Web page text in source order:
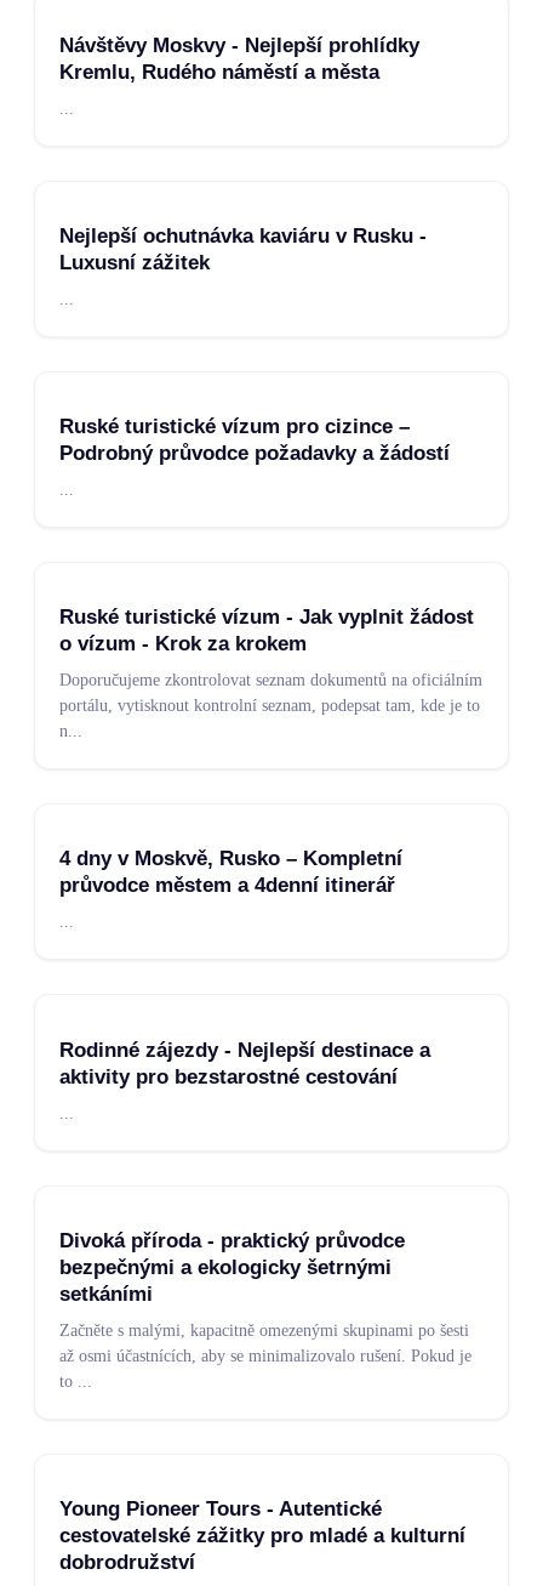
Návštěvy Moskvy - Nejlepší prohlídky
Kremlu, Rudého náměstí a města
...
Nejlepší ochutnávka kaviáru v Rusku -
Luxusní zážitek
...
Ruské turistické vízum pro cizince –
Podrobný průvodce požadavky a žádostí
...
Ruské turistické vízum - Jak vyplnit žádost
o vízum - Krok za krokem
Doporučujeme zkontrolovat seznam dokumentů na oficiálním
portálu, vytisknout kontrolní seznam, podepsat tam, kde je to
n...
4 dny v Moskvě, Rusko – Kompletní
průvodce městem a 4denní itinerář
...
Rodinné zájezdy - Nejlepší destinace a
aktivity pro bezstarostné cestování
Divoká příroda - praktický průvodce
bezpečnými a ekologicky šetrnými
setkáními
Začněte s malými, kapacitně omezenými skupinami po šesti
až osmi účastnících, aby se minimalizovalo rušení. Pokud je
to
Young Pioneer Tours - Autentické
cestovatelské zážitky pro mladé a kulturní
dobrodružství